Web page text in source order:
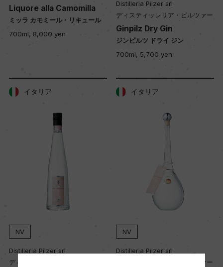
Liquore alla Camomilla
ミッラ カモミール・リキュール
700ml, 8,000 yen
Distilleria Pilzer srl
ディスティッレリア・ピルツァー
Ginpilz Dry Gin
ジンピルツ ドライ ジン
700ml, 5,700 yen
イタリア
NV
Distilleria Pilzer srl
ディスティッレリア・ピルツァー
イタリア
NV
Distilleria Pilzer srl
ディスティッレリア・ピルツァー